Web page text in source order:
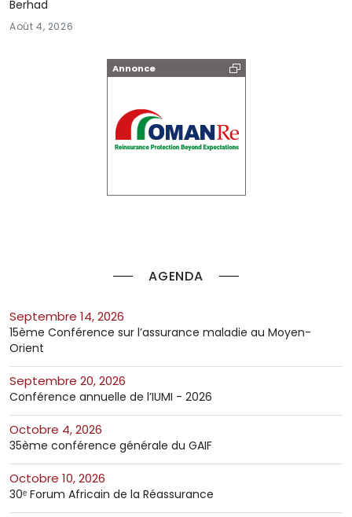
Annonce
AGENDA
septembre 14, 2026
15ème Conférence sur l’assurance maladie au Moyen-
Orient
septembre 20, 2026
Conférence annuelle de l’IUMI - 2026
octobre 4, 2026
35ème conférence générale du GAIF
octobre 10, 2026
30ᵉ Forum Africain de la Réassurance
Berhad
Août 4, 2026